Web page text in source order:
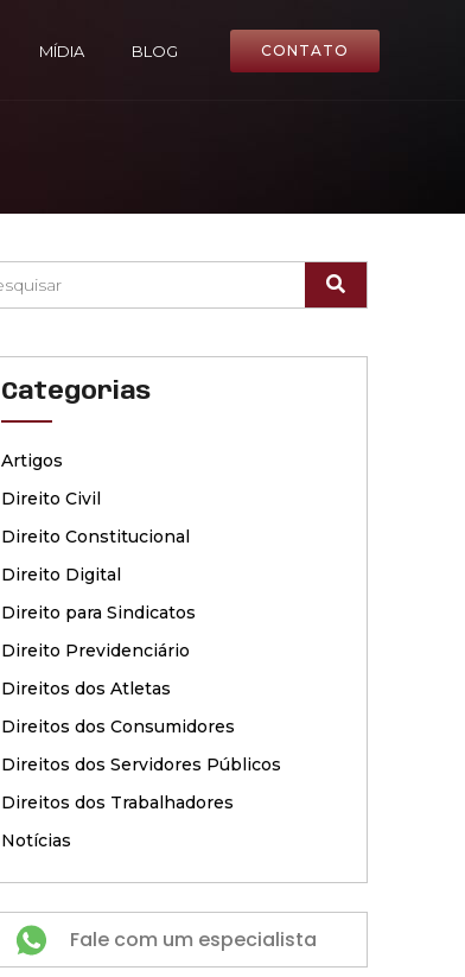
MÍDIA BLOG CONTATO
Categorias
Artigos
Direito Civil
Direito Constitucional
Direito Digital
Direito para Sindicatos
Direito Previdenciário
Direitos dos Atletas
Direitos dos Consumidores
Direitos dos Servidores Públicos
Direitos dos Trabalhadores
Notícias
Fale com um especialista